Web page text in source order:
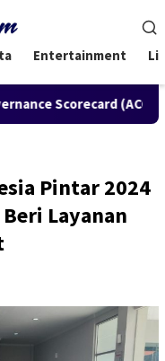
Entertainment
(ACGS), Bukti
Pintar 2024
Beri Layanan